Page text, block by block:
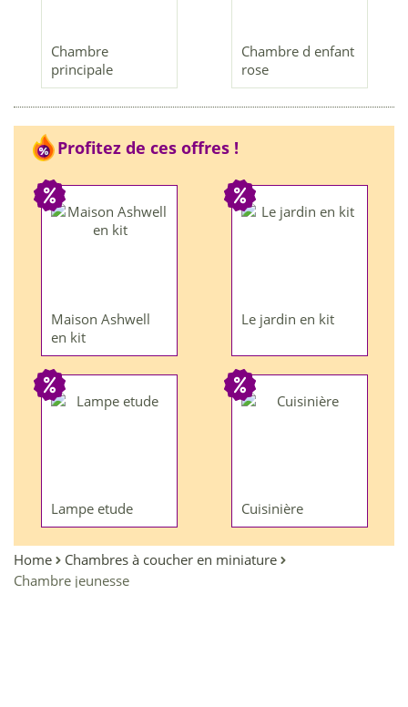
Chambre
principale
Chambre d enfant
rose
Profitez de ces offres !
Maison Ashwell
en kit
Le jardin en kit
Lampe etude Cuisinière
Home
Chambres à coucher en miniature
Chambre jeunesse